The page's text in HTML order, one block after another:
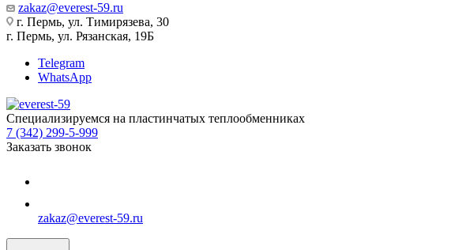
zakaz@everest-59.ru
г. Пермь, ул. Тимирязева, 30
г. Пермь, ул. Рязанская, 19Б
Telegram
WhatsApp
Специализируемся на пластинчатых теплообменниках
7 (342) 299-5-999
Заказать звонок
zakaz@everest-59.ru